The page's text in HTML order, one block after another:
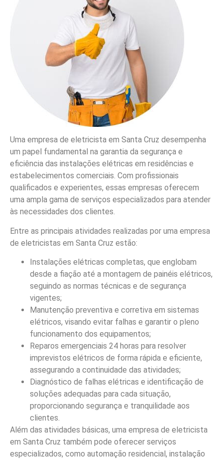
Uma empresa de eletricista em Santa Cruz desempenha
um papel fundamental na garantia da segurança e
eficiência das instalações elétricas em residências e
estabelecimentos comerciais. Com profissionais
qualificados e experientes, essas empresas oferecem
uma ampla gama de serviços especializados para atender
às necessidades dos clientes.
Entre as principais atividades realizadas por uma empresa
de eletricistas em Santa Cruz estão:
Instalações elétricas completas, que englobam
desde a fiação até a montagem de painéis elétricos,
seguindo as normas técnicas e de segurança
vigentes;
Manutenção preventiva e corretiva em sistemas
elétricos, visando evitar falhas e garantir o pleno
funcionamento dos equipamentos;
Reparos emergenciais 24 horas para resolver
imprevistos elétricos de forma rápida e eficiente,
assegurando a continuidade das atividades;
Diagnóstico de falhas elétricas e identificação de
soluções adequadas para cada situação,
proporcionando segurança e tranquilidade aos
clientes.
Além das atividades básicas, uma empresa de eletricista
em Santa Cruz também pode oferecer serviços
especializados, como automação residencial, instalação